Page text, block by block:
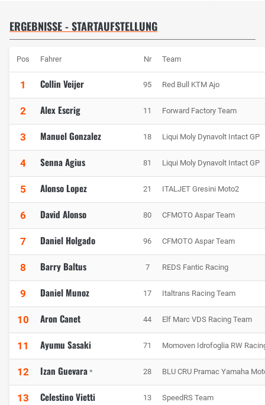
ERGEBNISSE - STARTAUFSTELLUNG
Pos Fahrer Nr Team
1 Collin Veijer 95 Red Bull KTM Ajo
2 Alex Escrig 11 Forward Factory Team
3 Manuel Gonzalez 18 Liqui Moly Dynavolt Intact GP
4 Senna Agius 81 Liqui Moly Dynavolt Intact GP
5 Alonso Lopez 21 ITALJET Gresini Moto2
6 David Alonso 80 CFMOTO Aspar Team
7 Daniel Holgado 96 CFMOTO Aspar Team
8 Barry Baltus 7 REDS Fantic Racing
9 Daniel Munoz 17 Italtrans Racing Team
10 Aron Canet 44 Elf Marc VDS Racing Team
11 Ayumu Sasaki 71 Momoven Idrofoglia RW
12 Izan Guevara * 28 BLU CRU Pramac Yamaha
13 Celestino Vietti 13 SpeedRS Team